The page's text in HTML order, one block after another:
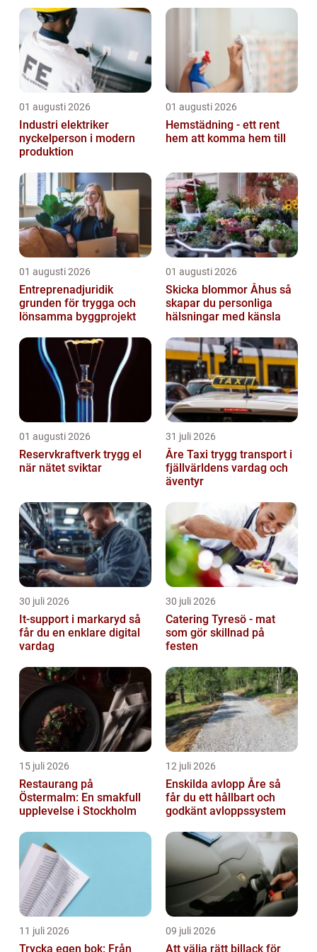
01 augusti 2026
Industri elektriker
nyckelperson i modern
produktion
01 augusti 2026
Hemstädning - ett rent
hem att komma hem till
01 augusti 2026
Entreprenadjuridik
grunden för trygga och
lönsamma byggprojekt
01 augusti 2026
Skicka blommor Åhus så
skapar du personliga
hälsningar med känsla
01 augusti 2026
Reservkraftverk trygg el
när nätet sviktar
31 juli 2026
Åre Taxi trygg transport i
fjällvärldens vardag och
äventyr
30 juli 2026
It-support i markaryd så
får du en enklare digital
vardag
30 juli 2026
Catering Tyresö - mat
som gör skillnad på
festen
15 juli 2026
Restaurang på
Östermalm: En smakfull
upplevelse i Stockholm
12 juli 2026
Enskilda avlopp Åre så
får du ett hållbart och
godkänt avloppssystem
11 juli 2026
Trycka egen bok: Från
09 juli 2026
Att välja rätt billack för